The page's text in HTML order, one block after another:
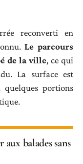
reconverti en
Le parcours
de la ville, ce qui
La surface est
quelques portions
aux balades sans